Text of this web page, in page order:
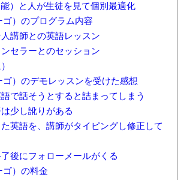
）と人が生徒を見て個別最適化
ゴ）のプログラム内容
講師との英語レッスン
セラーとのセッション
ゴ）のデモレッスンを受けた感想
で話そうとすると詰まってしまう
少し訛りがある
英語を、講師がタイピングし修正して
後にフォローメールがくる
ゴ）の料金